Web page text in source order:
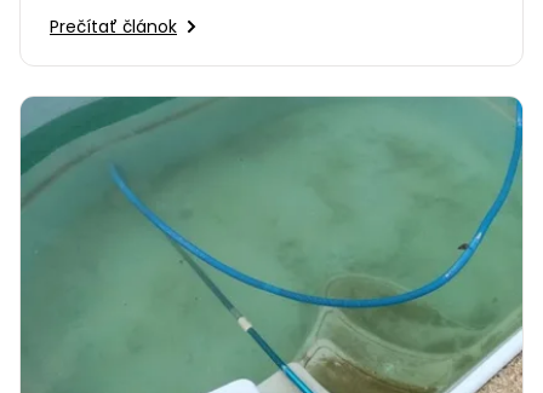
Prečítať článok